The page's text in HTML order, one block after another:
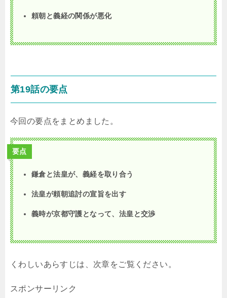
頼朝と義経の関係が悪化
第19話の要点
今回の要点をまとめました。
要点
鎌倉と法皇が、義経を取り合う
法皇が頼朝追討の宣旨を出す
義時が京都守護となって、法皇と交渉
くわしいあらすじは、次章をご覧ください。
スポンサーリンク